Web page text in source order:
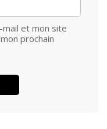
et mon site
prochain